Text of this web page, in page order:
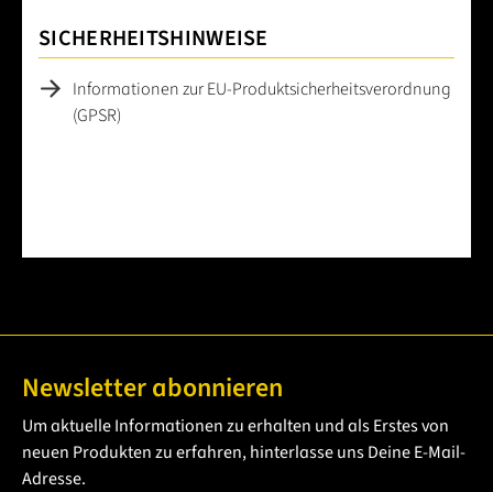
SICHERHEITSHINWEISE
Informationen zur EU-Produktsicherheitsverordnung
(GPSR)
Newsletter abonnieren
Um aktuelle Informationen zu erhalten und als Erstes von
neuen Produkten zu erfahren, hinterlasse uns Deine E-Mail-
Adresse.